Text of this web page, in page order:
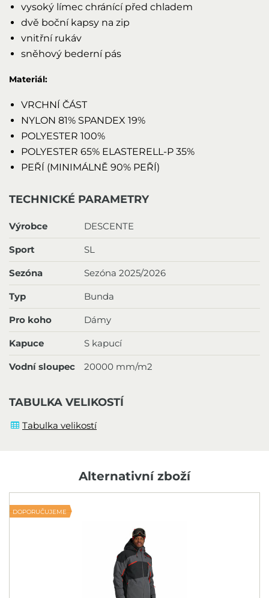
vysoký límec chránící před chladem
dvě boční kapsy na zip
vnitřní rukáv
sněhový bederní pás
Materiál:
VRCHNÍ ČÁST
NYLON 81% SPANDEX 19%
POLYESTER 100%
POLYESTER 65% ELASTERELL-P 35%
PEŘÍ (MINIMÁLNĚ 90% PEŘÍ)
TECHNICKÉ PARAMETRY
Výrobce DESCENTE
Sport SL
Sezóna Sezóna 2025/2026
Typ Bunda
Pro koho Dámy
Kapuce S kapucí
Vodní sloupec 20000 mm/m2
TABULKA VELIKOSTÍ
Tabulka velikostí
Alternativní zboží
DOPORUČUJEME